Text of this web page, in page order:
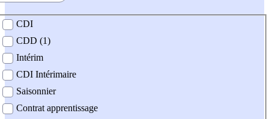
contrat
CDI
CDD (1)
Intérim
CDI Intérimaire
Saisonnier
Contrat apprentissage